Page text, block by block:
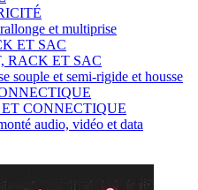
et multiprise
ET SAC
RACK ET SAC
souple et semi-rigide et housse
CONNECTIQUE
audio, vidéo et data